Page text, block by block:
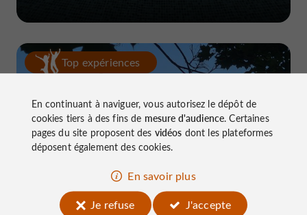
Top expériences
Le Lac du Causse, LE lieu à connaître
près de Brive
En continuant à naviguer, vous autorisez le dépôt de
cookies tiers à des fins de mesure d'audience. Certaines
pages du site proposent des vidéos dont les plateformes
déposent également des cookies.
En savoir plus
Je refuse
J'accepte